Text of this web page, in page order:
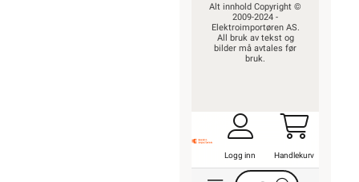
Alt innhold Copyright ©
2009-2024 -
Elektroimportøren AS.
All bruk av tekst og
bilder må avtales før
bruk.
Logg inn Handlekurv